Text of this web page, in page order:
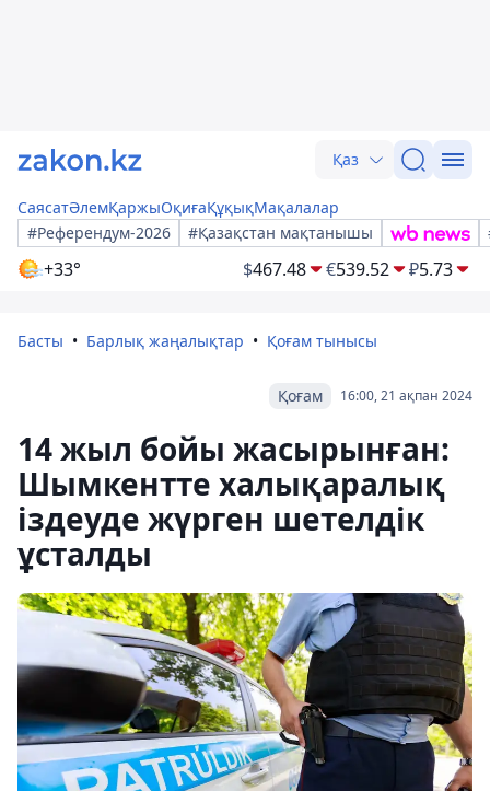
Қаз
СаясатӘлемҚаржыОқиғаҚұқықМақалалар
#Референдум-2026
#Қазақстан мақтанышы
+33° $467.48 €539.52 ₽5.73
Басты Барлық жаңалықтар Қоғам тынысы
16:00, 21 ақпан 2024
Қоғам
14 жыл бойы жасырынған:
Шымкентте халықаралық
іздеуде жүрген шетелдік
ұсталды